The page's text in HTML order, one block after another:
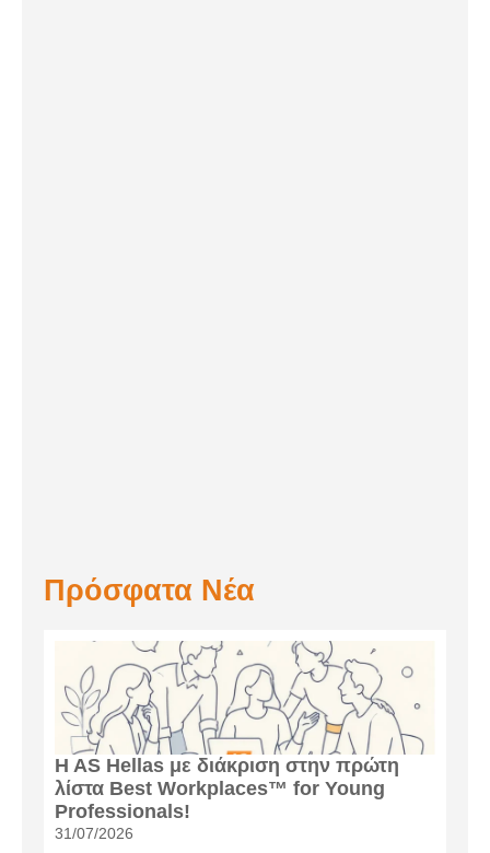
Πρόσφατα Νέα
H AS Hellas με διάκριση στην πρώτη
λίστα Best Workplaces™ for Young
Professionals!
31/07/2026